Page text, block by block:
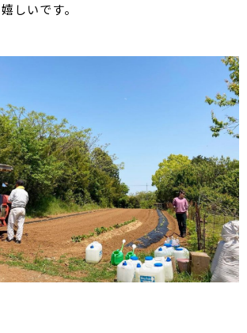
しいです。